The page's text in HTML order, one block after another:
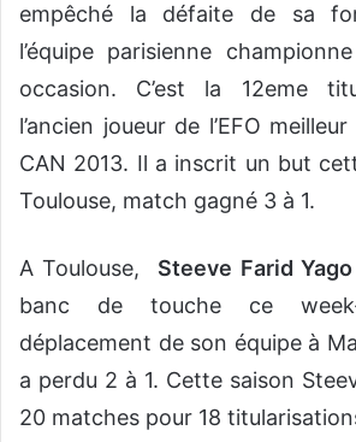
empêché la défaite de sa
l’équipe parisienne
occasion. C’est la 12eme
l’ancien joueur de l’EFO
CAN 2013. Il a inscrit un but
Toulouse, match gagné 3 à 1.
A Toulouse, Steeve Farid Yago
banc de touche ce
déplacement de son équipe à
a perdu 2 à 1. Cette saison
20 matches pour 18